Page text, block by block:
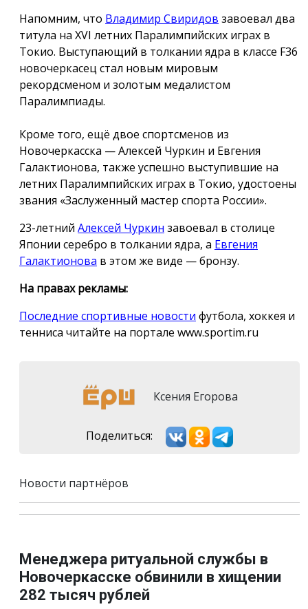
Напомним, что Владимир Свиридов завоевал два
титула на XVI летних Паралимпийских играх в
Токио. Выступающий в толкании ядра в классе F36
новочеркасец стал новым мировым
рекордсменом и золотым медалистом
Паралимпиады.
Кроме того, ещё двое спортсменов из
Новочеркасска — Алексей Чуркин и Евгения
Галактионова, также успешно выступившие на
летних Паралимпийских играх в Токио, удостоены
звания «Заслуженный мастер спорта России».
23-летний Алексей Чуркин завоевал в столице
Японии серебро в толкании ядра, а Евгения
Галактионова в этом же виде — бронзу.
На правах рекламы:
Последние спортивные новости футбола, хоккея и
тенниса читайте на портале www.sportim.ru
Ксения Егорова
Поделиться:
Новости партнёров
Менеджера ритуальной службы в
Новочеркасске обвинили в хищении
282 тысяч рублей